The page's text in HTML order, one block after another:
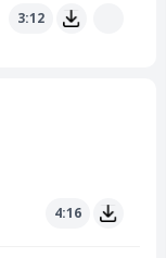
3:12
4:16